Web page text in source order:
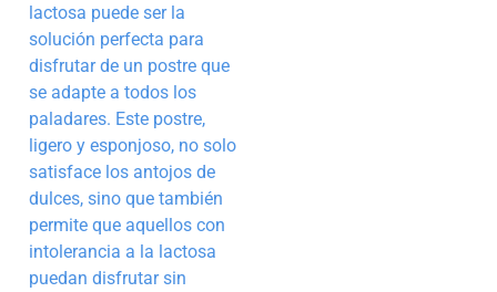
lactosa puede ser la
solución perfecta para
disfrutar de un postre que
se adapte a todos los
paladares. Este postre,
ligero y esponjoso, no solo
satisface los antojos de
dulces, sino que también
permite que aquellos con
intolerancia a la lactosa
puedan disfrutar sin